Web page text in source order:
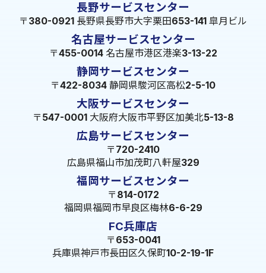
長野サービスセンター
〒380-0921 長野県長野市大字栗田653-141 皐月ビル
名古屋サービスセンター
〒455-0014 名古屋市港区港楽3-13-22
静岡サービスセンター
〒422-8034 静岡県駿河区高松2-5-10
大阪サービスセンター
〒547-0001 大阪府大阪市平野区加美北5-13-8
広島サービスセンター
〒720-2410
広島県福山市加茂町八軒屋329
福岡サービスセンター
〒814-0172
福岡県福岡市早良区梅林6-6-29
FC兵庫店
〒653-0041
兵庫県神戸市長田区久保町10-2-19-1F